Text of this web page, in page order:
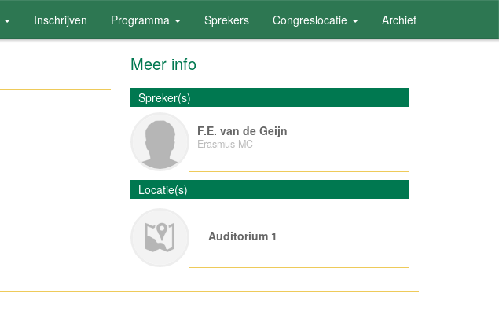
Inschrijven Programma Sprekers Congreslocatie Archief
Meer info
Spreker(s)
F.E. van de Geijn
Erasmus MC
Locatie(s)
Auditorium 1